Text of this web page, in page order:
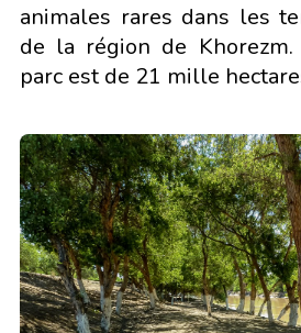
animales rares dans les
de la région de
parc est de 21 mille